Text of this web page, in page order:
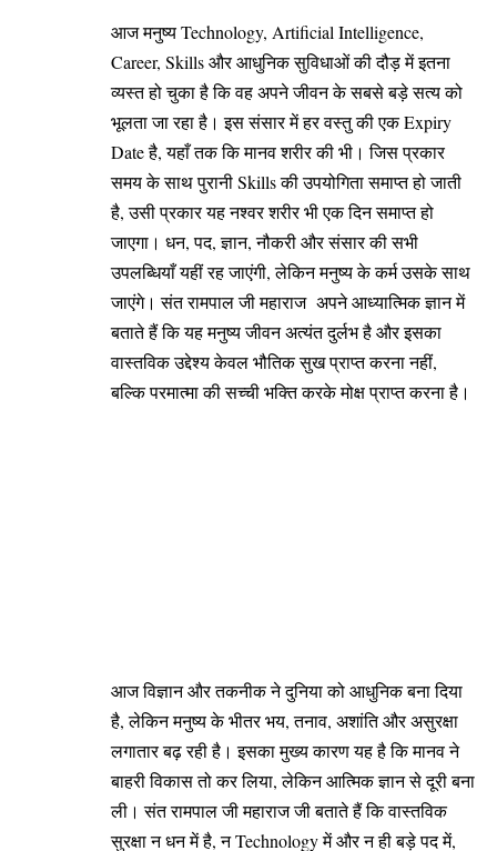
आज मनुष्य Technology, Artificial Intelligence,
Career, Skills और आधुनिक सुविधाओं की दौड़ में इतना
व्यस्त हो चुका है कि वह अपने जीवन के सबसे बड़े सत्य को
भूलता जा रहा है। इस संसार में हर वस्तु की एक Expiry
Date है, यहाँ तक कि मानव शरीर की भी। जिस प्रकार
समय के साथ पुरानी Skills की उपयोगिता समाप्त हो जाती
है, उसी प्रकार यह नश्वर शरीर भी एक दिन समाप्त हो
जाएगा। धन, पद, ज्ञान, नौकरी और संसार की सभी
उपलब्धियाँ यहीं रह जाएंगी, लेकिन मनुष्य के कर्म उसके साथ
जाएंगे। संत रामपाल जी महाराज अपने आध्यात्मिक ज्ञान में
बताते हैं कि यह मनुष्य जीवन अत्यंत दुर्लभ है और इसका
वास्तविक उद्देश्य केवल भौतिक सुख प्राप्त करना नहीं,
बल्कि परमात्मा की सच्ची भक्ति करके मोक्ष प्राप्त करना है।
आज विज्ञान और तकनीक ने दुनिया को आधुनिक बना दिया
है, लेकिन मनुष्य के भीतर भय, तनाव, अशांति और असुरक्षा
लगातार बढ़ रही है। इसका मुख्य कारण यह है कि मानव ने
बाहरी विकास तो कर लिया, लेकिन आत्मिक ज्ञान से दूरी बना
ली। संत रामपाल जी महाराज जी बताते हैं कि वास्तविक
सुरक्षा न धन में है, न Technology में और न ही बड़े पद में,